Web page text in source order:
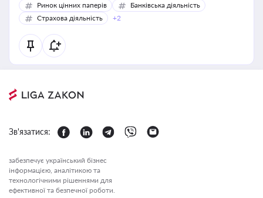
Ринок цінних паперів
Банківська діяльність
Страхова діяльність
+2
Зв'язатися:
забезпечує український бізнес
інформацією, аналітикою та
технологічними рішеннями для
ефективної та безпечної роботи.